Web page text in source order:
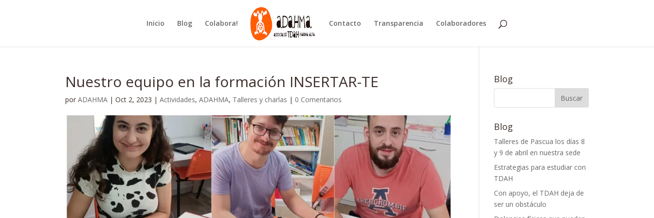
Inicio Blog Colabora! Contacto Transparencia Colaboradores
Nuestro equipo en la formación INSERTAR-TE
porADAHMA |Oct 2, 2023 |Actividades,ADAHMA, Talleres y charlas | 0 Comentarios
Blog
Blog
Talleres de Pascua los días 8
y 9 de abril en nuestra sede
Estrategias para estudiar con
TDAH
Con apoyo, el TDAH deja de
ser un obstáculo